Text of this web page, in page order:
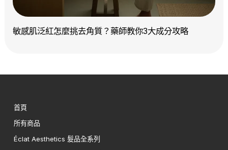
敏感肌泛紅怎麼挑去角質？藥師教你3大成分攻略
首頁
所有商品
Éclat Aesthetics 髮品全系列